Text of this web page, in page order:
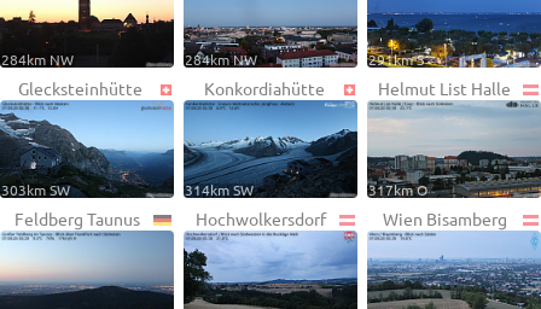
284km NW 284km NW 291km S
Glecksteinhütte
303km SW
Konkordiahütte
314km SW
Helmut List Halle
317km O
Feldberg Taunus Hochwolkersdorf Wien Bisamberg